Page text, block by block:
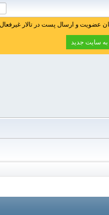
عضویت و ارسال پست در تالار
به سایت جدید